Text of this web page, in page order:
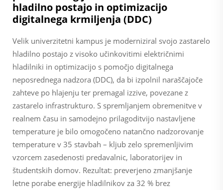
hladilno postajo in optimizacijo
digitalnega krmiljenja (DDC)
Velik univerzitetni kampus je moderniziral svojo zastarelo
hladilno postajo z visoko učinkovitimi električnimi
hladilniki in optimizacijo s pomočjo digitalnega
neposrednega nadzora (DDC), da bi izpolnil naraščajoče
zahteve po hlajenju ter premagal izzive, povezane z
zastarelo infrastrukturo. S spremljanjem obremenitve v
realnem času in samodejno prilagoditvijo nastavljene
temperature je bilo omogočeno natančno nadzorovanje
temperature v 35 stavbah – kljub zelo spremenljivim
vzorcem zasedenosti predavalnic, laboratorijev in
študentskih domov. Rezultat: preverjeno zmanjšanje
letne porabe energije hladilnikov za 32 % brez